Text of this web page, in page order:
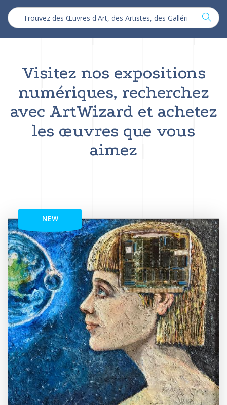
Visitez nos expositions
numériques, recherchez
avec ArtWizard et achetez
les œuvres que vous
aimez
NEW